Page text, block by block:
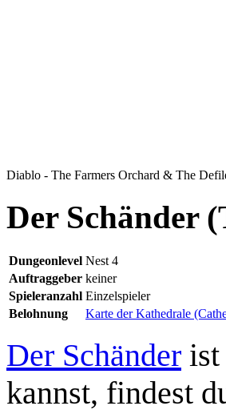
Diablo - The Farmers Orchard & The
Der Schänder
Dungeonlevel Nest 4
Auftraggeber keiner
Spieleranzahl Einzelspieler
Belohnung
Karte der Kathedrale
Der Schänder ist
kannst, findest